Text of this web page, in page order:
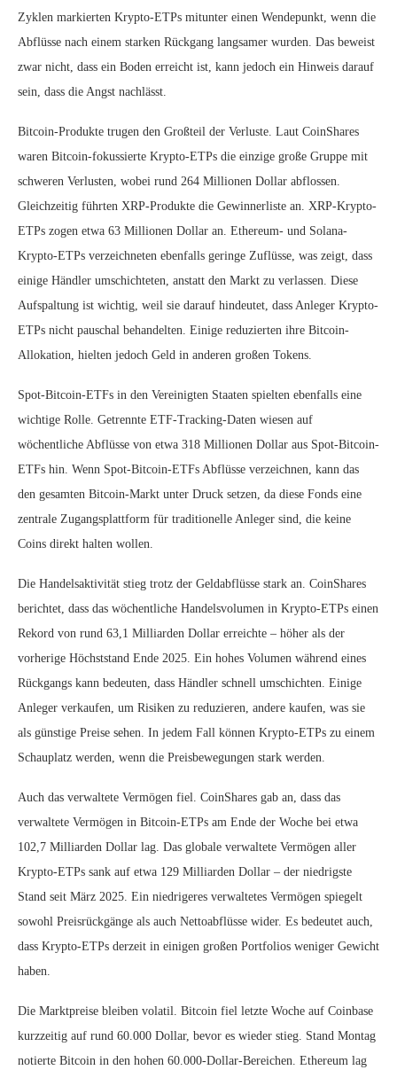
Zyklen markierten Krypto-ETPs mitunter einen Wendepunkt, wenn die
Abflüsse nach einem starken Rückgang langsamer wurden. Das beweist
zwar nicht, dass ein Boden erreicht ist, kann jedoch ein Hinweis darauf
sein, dass die Angst nachlässt.
Bitcoin-Produkte trugen den Großteil der Verluste. Laut CoinShares
waren Bitcoin-fokussierte Krypto-ETPs die einzige große Gruppe mit
schweren Verlusten, wobei rund 264 Millionen Dollar abflossen.
Gleichzeitig führten XRP-Produkte die Gewinnerliste an. XRP-Krypto-
ETPs zogen etwa 63 Millionen Dollar an. Ethereum- und Solana-
Krypto-ETPs verzeichneten ebenfalls geringe Zuflüsse, was zeigt, dass
einige Händler umschichteten, anstatt den Markt zu verlassen. Diese
Aufspaltung ist wichtig, weil sie darauf hindeutet, dass Anleger Krypto-
ETPs nicht pauschal behandelten. Einige reduzierten ihre Bitcoin-
Allokation, hielten jedoch Geld in anderen großen Tokens.
Spot-Bitcoin-ETFs in den Vereinigten Staaten spielten ebenfalls eine
wichtige Rolle. Getrennte ETF-Tracking-Daten wiesen auf
wöchentliche Abflüsse von etwa 318 Millionen Dollar aus Spot-Bitcoin-
ETFs hin. Wenn Spot-Bitcoin-ETFs Abflüsse verzeichnen, kann das
den gesamten Bitcoin-Markt unter Druck setzen, da diese Fonds eine
zentrale Zugangsplattform für traditionelle Anleger sind, die keine
Coins direkt halten wollen.
Die Handelsaktivität stieg trotz der Geldabflüsse stark an. CoinShares
berichtet, dass das wöchentliche Handelsvolumen in Krypto-ETPs einen
Rekord von rund 63,1 Milliarden Dollar erreichte – höher als der
vorherige Höchststand Ende 2025. Ein hohes Volumen während eines
Rückgangs kann bedeuten, dass Händler schnell umschichten. Einige
Anleger verkaufen, um Risiken zu reduzieren, andere kaufen, was sie
als günstige Preise sehen. In jedem Fall können Krypto-ETPs zu einem
Schauplatz werden, wenn die Preisbewegungen stark werden.
Auch das verwaltete Vermögen fiel. CoinShares gab an, dass das
verwaltete Vermögen in Bitcoin-ETPs am Ende der Woche bei etwa
102,7 Milliarden Dollar lag. Das globale verwaltete Vermögen aller
Krypto-ETPs sank auf etwa 129 Milliarden Dollar – der niedrigste
Stand seit März 2025. Ein niedrigeres verwaltetes Vermögen spiegelt
sowohl Preisrückgänge als auch Nettoabflüsse wider. Es bedeutet auch,
dass Krypto-ETPs derzeit in einigen großen Portfolios weniger Gewicht
haben.
Die Marktpreise bleiben volatil. Bitcoin fiel letzte Woche auf Coinbase
kurzzeitig auf rund 60.000 Dollar, bevor es wieder stieg. Stand Montag
notierte Bitcoin in den hohen 60.000-Dollar-Bereichen. Ethereum lag